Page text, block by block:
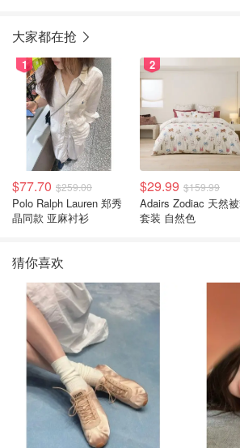
大家都在抢
1
$77.70 $259.00
Polo Ralph Lauren 郑秀
晶同款 亚麻衬衫
2
$29.99 $159.99
Adairs Zodiac 天然
套装 自然色
猜你喜欢